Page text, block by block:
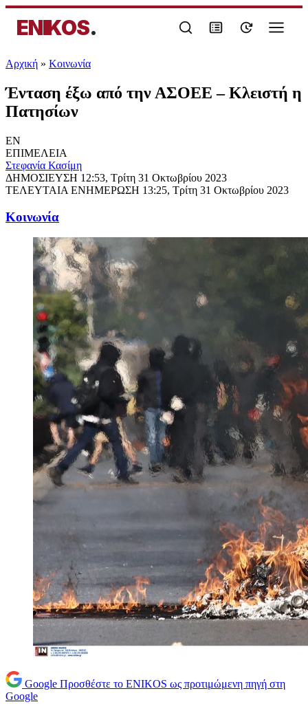
ENIKOS.
Αρχική » Κοινωνία
Ένταση έξω από την ΑΣΟΕΕ – Κλειστή η
Πατησίων
EN
ΕΠΙΜΕΛΕΙΑ
Στεφανία Κασίμη
ΔΗΜΟΣΙΕΥΣΗ 12:53, Τρίτη 31 Οκτωβρίου 2023
ΤΕΛΕΥΤΑΙΑ ΕΝΗΜΕΡΩΣΗ 13:25, Τρίτη 31 Οκτωβρίου 2023
Κοινωνία
Google Προσθέστε το ENIKOS ως προτιμώμενη πηγή στη
Google